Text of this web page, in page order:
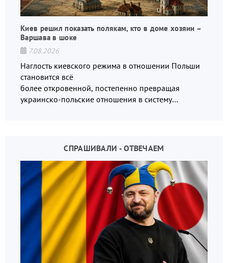
Киев решил показать полякам, кто в доме хозяин –
Варшава в шоке
7.08.2026
Наглость киевского режима в отношении Польши
становится всё
более откровенной, постепенно превращая
украинско-польские отношения в систему
СПРАШИВАЛИ - ОТВЕЧАЕМ